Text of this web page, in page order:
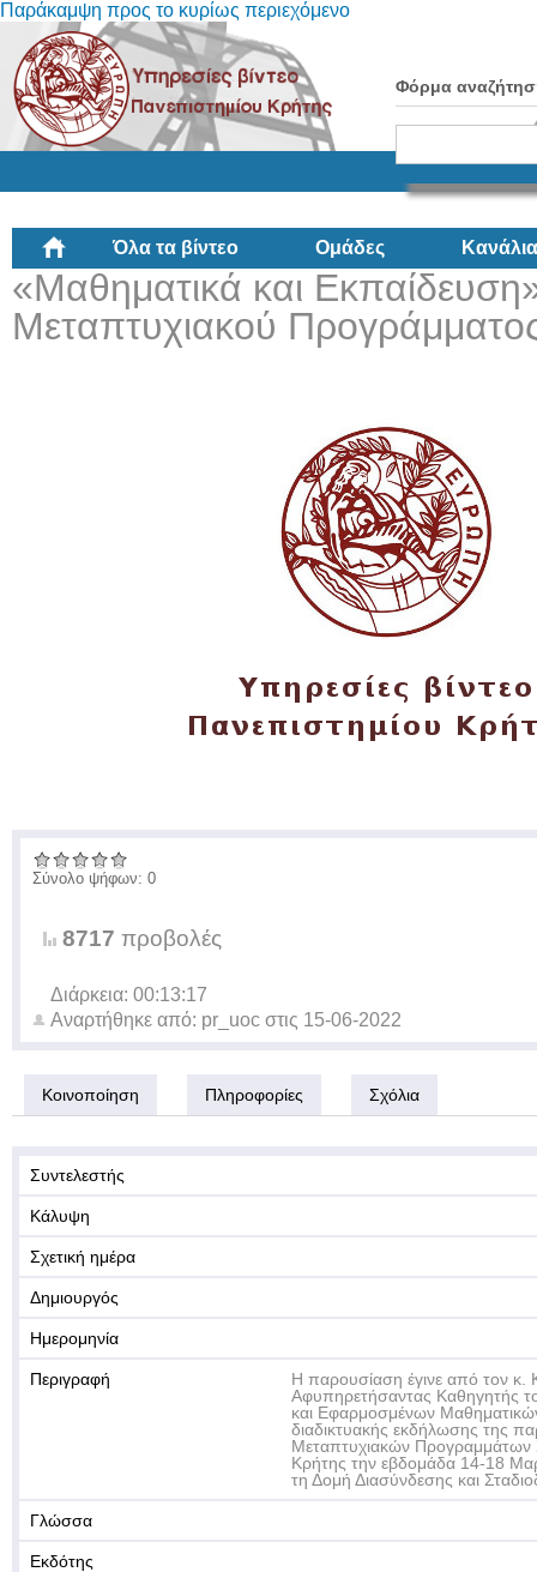
Παράκαμψη προς το κυρίως περιεχόμενο
Φόρμα
Όλα τα βίντεο Ομάδες Κανάλια
«Μαθηματικά και
Μεταπτυχιακού
Σύνολο ψήφων: 0
8717 προβολές
Διάρκεια: 00:13:17
Αναρτήθηκε από: pr_uoc στις 15-06-2022
Κοινοποίηση Πληροφορίες Σχόλια
Συντελεστής
Κάλυψη
Σχετική ημέρα
Δημιουργός
Ημερομηνία
Περιγραφή
Η παρουσίαση έγινε από τον κ.
Αφυπηρετήσαντας Καθηγητής
και Εφαρμοσμένων
διαδικτυακής εκδήλωσης της
Μεταπτυχιακών
Κρήτης την εβδομάδα 14-18
τη Δομή Διασύνδεσης και
Γλώσσα
Εκδότης